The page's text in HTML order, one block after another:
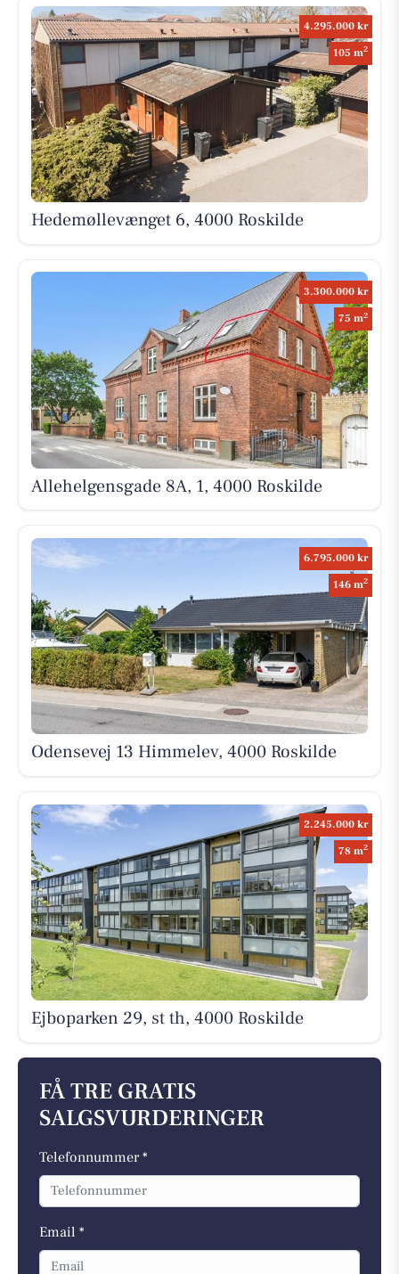
4.295.000 kr
105 m2
Hedemøllevænget 6, 4000 Roskilde
3.300.000 kr
75 m2
Allehelgensgade 8A, 1, 4000 Roskilde
6.795.000 kr
146 m2
Odensevej 13 Himmelev, 4000 Roskilde
2.245.000 kr
78 m2
Ejboparken 29, st th, 4000 Roskilde
FÅ TRE GRATIS
SALGSVURDERINGER
Telefonnummer *
Email *